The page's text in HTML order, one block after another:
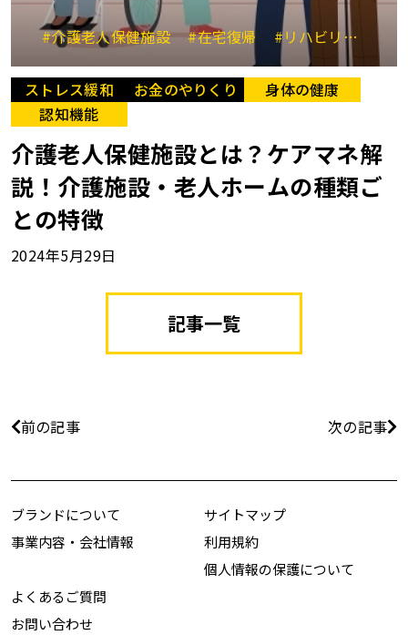
#介護老人保健施設 #在宅復帰 #リハビリ 施設
ストレス緩和 お金のやりくり
身体の健康
認知機能
介護老人保健施設とは？ケアマネ解
説！介護施設・老人ホームの種類ご
との特徴
2024年5月29日
記事一覧
前の記事 次の記事
ブランドについて
事業内容・会社情報
サイトマップ
利用規約
個人情報の保護について
よくあるご質問
お問い合わせ